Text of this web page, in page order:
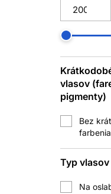
vlasov
pigmenty)
Bez
farbenia
Typ vlasov
Na